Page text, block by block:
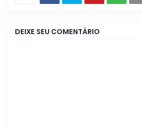
DEIXE SEU COMENTÁRIO